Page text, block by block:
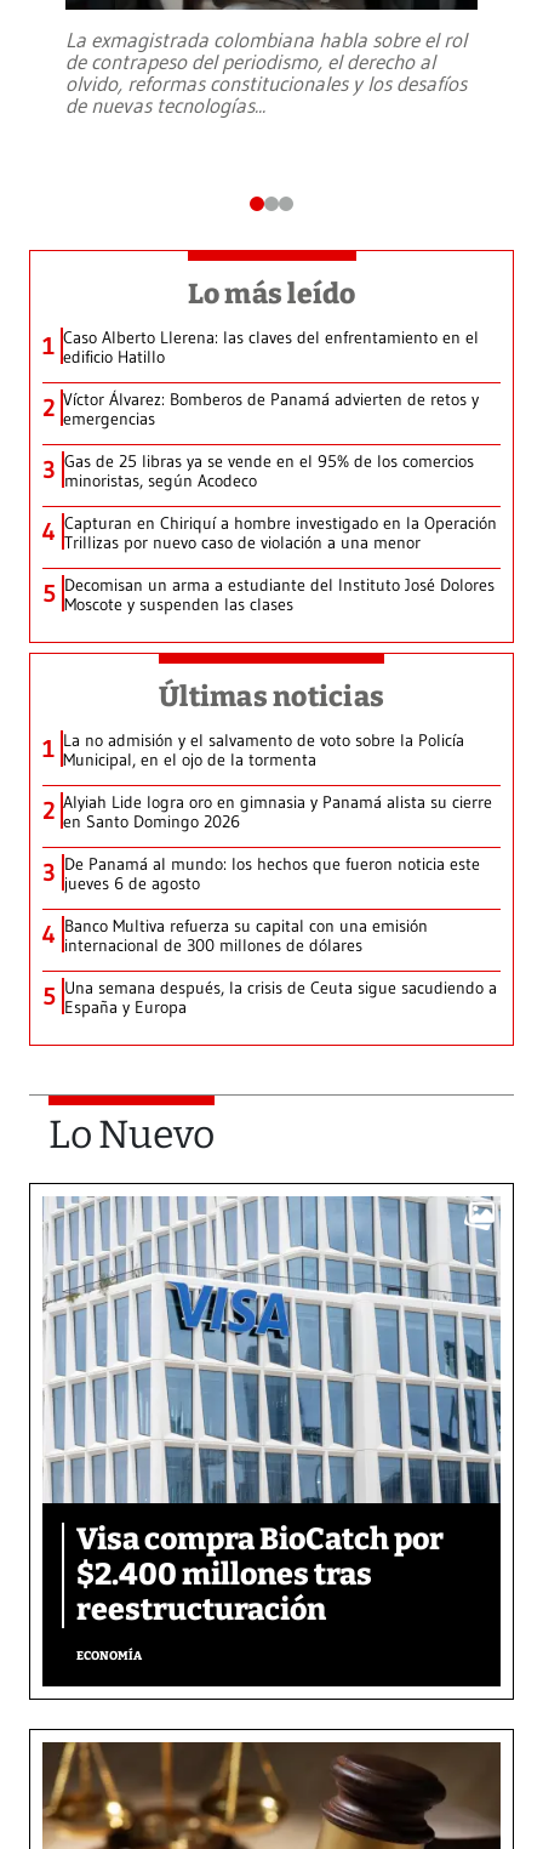
La exmagistrada colombiana habla sobre el rol
de contrapeso del periodismo, el derecho al
olvido, reformas constitucionales y los desafíos
de nuevas tecnologías...
Lo más leído
1 Caso Alberto Llerena: las claves del enfrentamiento en el
edificio Hatillo
2 Víctor Álvarez: Bomberos de Panamá advierten de retos y
emergencias
3 Gas de 25 libras ya se vende en el 95% de los comercios
minoristas, según Acodeco
4 Capturan en Chiriquí a hombre investigado en la Operación
Trillizas por nuevo caso de violación a una menor
5 Decomisan un arma a estudiante del Instituto José Dolores
Moscote y suspenden las clases
Últimas noticias
1 La no admisión y el salvamento de voto sobre la Policía
Municipal, en el ojo de la tormenta
2 Alyiah Lide logra oro en gimnasia y Panamá alista su cierre
en Santo Domingo 2026
3 De Panamá al mundo: los hechos que fueron noticia este
jueves 6 de agosto
4 Banco Multiva refuerza su capital con una emisión
internacional de 300 millones de dólares
5 Una semana después, la crisis de Ceuta sigue sacudiendo a
España y Europa
Lo Nuevo
Visa compra BioCatch por
$2.400 millones tras
reestructuración
ECONOMÍA